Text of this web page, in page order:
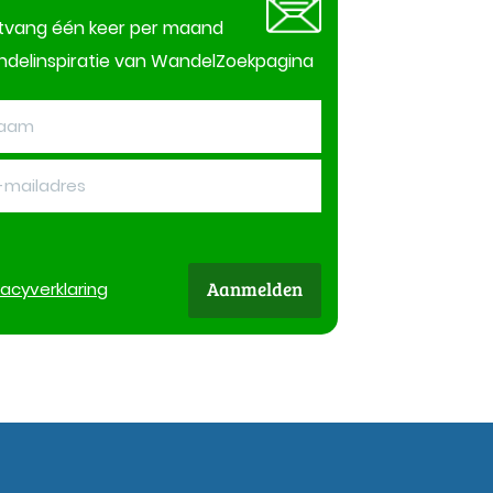
één keer per maand
van WandelZoekpagina
verklaring Aanmelden